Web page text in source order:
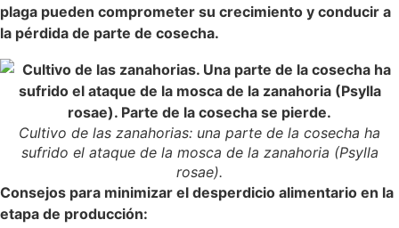
plaga pueden comprometer su crecimiento y conducir a
la pérdida de parte de cosecha.
Cultivo de las zanahorias: una parte de la cosecha ha
sufrido el ataque de la mosca de la zanahoria (Psylla
rosae).
Consejos para minimizar el desperdicio alimentario en la
etapa de producción: